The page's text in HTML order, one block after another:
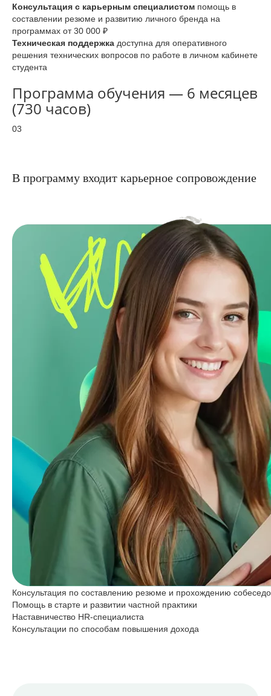
Консультация с карьерным специалистом помощь в
составлении резюме и развитию личного бренда на
программах от 30 000 ₽
Техническая поддержка доступна для оперативного
решения технических вопросов по работе в личном кабинете
студента
Программа обучения — 6 месяцев
(730 часов)
03
В программу входит карьерное сопровождение
Консультация по составлению резюме и прохождению
Помощь в старте и развитии частной практики
Наставничество HR-специалиста
Консультации по способам повышения дохода